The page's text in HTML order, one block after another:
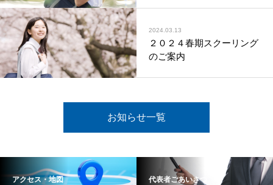
2024.03.13
２０２４春期スクーリング
のご案内
お知らせ一覧
アクセス・地図 代表者ごあいさつ